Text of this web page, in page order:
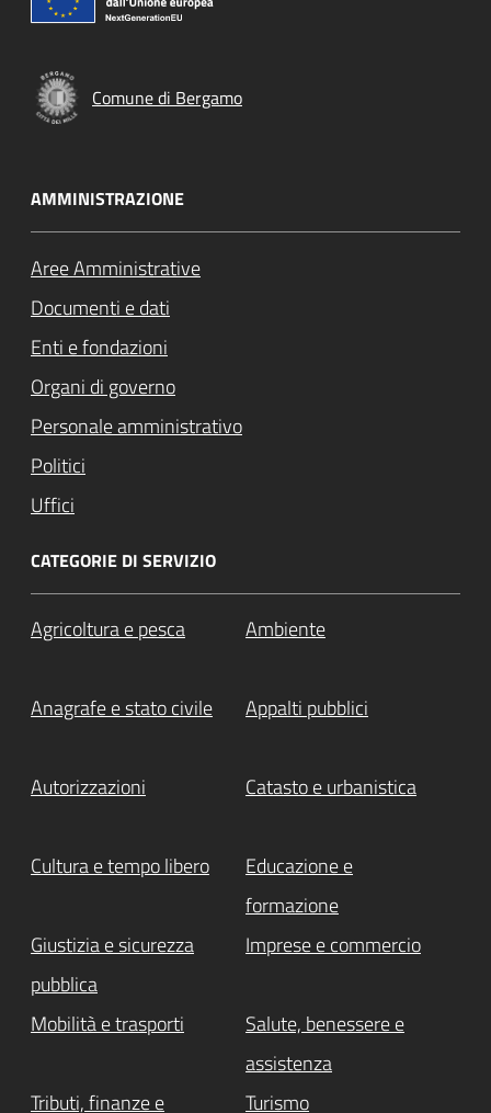
Comune di Bergamo
AMMINISTRAZIONE
Aree Amministrative
Documenti e dati
Enti e fondazioni
Organi di governo
Personale amministrativo
Politici
Uffici
CATEGORIE DI SERVIZIO
Agricoltura e pesca Ambiente
Anagrafe e stato civile Appalti pubblici
Autorizzazioni Catasto e urbanistica
Cultura e tempo libero
Educazione e
formazione
Giustizia e sicurezza
pubblica
Imprese e commercio
Mobilità e trasporti
Salute, benessere e
assistenza
Tributi, finanze e
Turismo